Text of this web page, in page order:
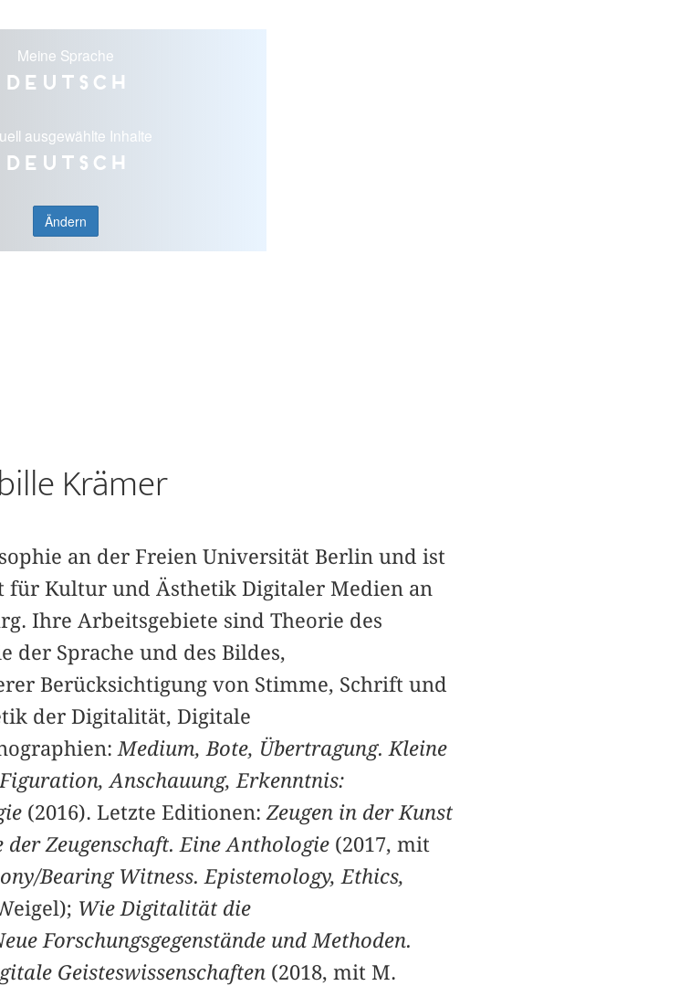
Meine Sprache
Deutsch
ausgewählte Inhalte
Deutsch
Ändern
Krämer
an der Freien Universität Berlin und ist
Kultur und Ästhetik Digitaler Medien an
Ihre Arbeitsgebiete sind Theorie des
der Sprache und des Bildes,
Berücksichtigung von Stimme, Schrift und
der Digitalität, Digitale
Medium, Bote, Übertragung. Kleine
Figuration, Anschauung, Erkenntnis:
(2016). Letzte Editionen: Zeugen in der Kunst
der Zeugenschaft. Eine Anthologie(2017, mit
Bearing Witness. Epistemology, Ethics,
Wie Digitalität die
Forschungsgegenstände und Methoden.
Geisteswissenschaften(2018, mit M.